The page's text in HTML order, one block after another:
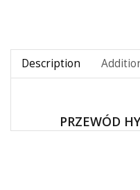
Description
PRZEWÓD